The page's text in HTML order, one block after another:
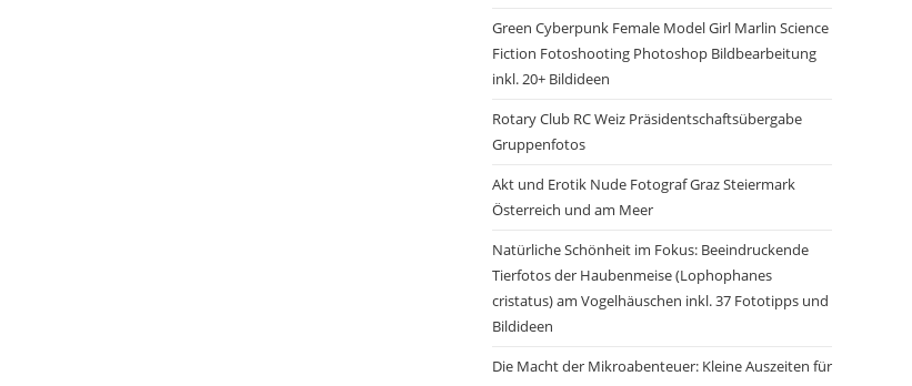
Green Cyberpunk Female Model Girl Marlin Science
Fiction Fotoshooting Photoshop Bildbearbeitung
inkl. 20+ Bildideen
Rotary Club RC Weiz Präsidentschaftsübergabe
Gruppenfotos
Akt und Erotik Nude Fotograf Graz Steiermark
Österreich und am Meer
Natürliche Schönheit im Fokus: Beeindruckende
Tierfotos der Haubenmeise (Lophophanes
cristatus) am Vogelhäuschen inkl. 37 Fototipps und
Bildideen
Die Macht der Mikroabenteuer: Kleine Auszeiten für